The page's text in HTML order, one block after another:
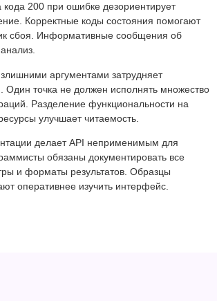
200 при ошибке дезориентирует
Корректные коды состояния помогают
сбоя. Информативные сообщения об
аргументами затрудняет
Один точка не должен исполнять множество
Разделение функциональности на
улучшает читаемость.
делает API неприменимым для
обязаны документировать все
и форматы результатов. Образцы
оперативнее изучить интерфейс.